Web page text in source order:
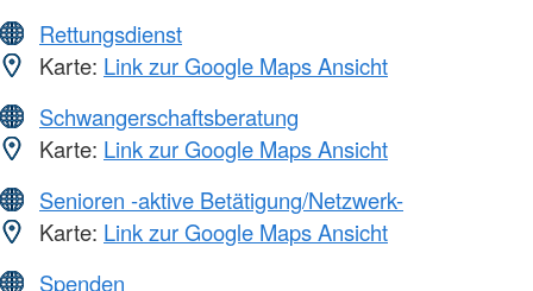
Rettungsdienst
Karte: Link zur Google Maps Ansicht
Schwangerschaftsberatung
Karte: Link zur Google Maps Ansicht
Senioren -aktive Betätigung/Netzwerk-
Karte: Link zur Google Maps Ansicht
Spenden